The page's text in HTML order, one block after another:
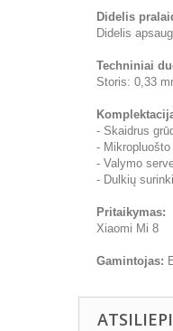
Didelis
Didelis
Techniniai
Storis: 0,33
- Skaidrus
-
- Valymo
- Dulkių
Pritaikymas:
Xiaomi Mi 8
Gamintojas: